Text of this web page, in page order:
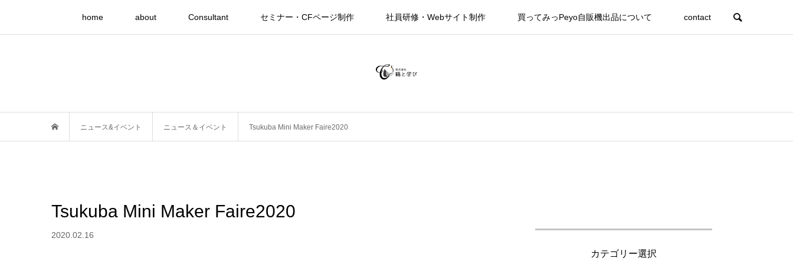
home about Consultant セミナー・CFページ制作 社員研修・Webサイト制作 買ってみっPeyo自販機出品について contact
ニュース&イベント ニュース＆イベント Tsukuba Mini Maker Faire2020
Tsukuba Mini Maker Faire2020
2020.02.16
カテゴリー選択